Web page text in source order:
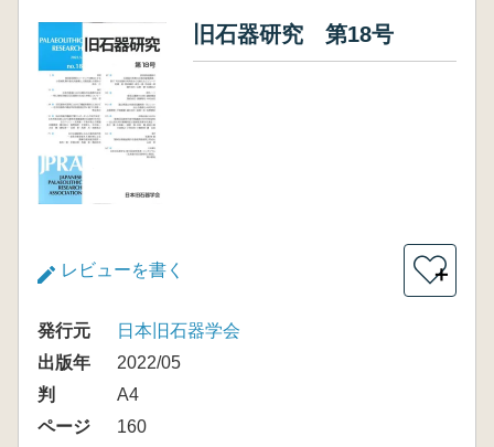
旧石器研究 第18号
レビューを書く ＋
発行元
日本旧石器学会
出版年
2022/05
判
A4
ページ
160